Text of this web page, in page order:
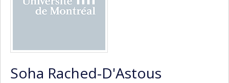
Soha Rached-D'Astous